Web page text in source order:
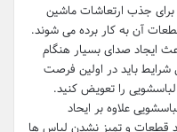
جذب ارتعاشات ماشین
آن به کار برده می شوند.
ایجاد صدای بسیار هنگام
باید در اولین فرصت
را تعویض کنید.
علاوه بر ایحاد
قطعات و تمیز نشدن لباس ها